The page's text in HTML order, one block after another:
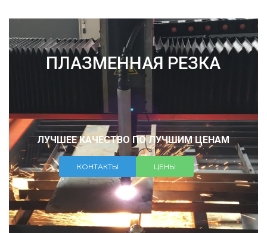
ПЛАЗМЕННАЯ РЕЗКА
ЛУЧШЕЕ КАЧЕСТВО ПО ЛУЧШИМ ЦЕНАМ
КОНТАКТЫ ЦЕНЫ